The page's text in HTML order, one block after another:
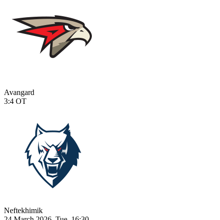
Avangard
3:4 OT
Neftekhimik